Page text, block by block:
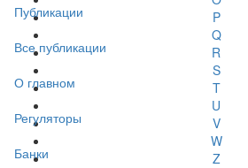
Публикации
Все публикации
О главном
Регуляторы
Банки
P
Q
R
S
T
U
V
W
Z